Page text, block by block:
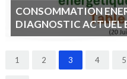
CONSOMMATION
DIAGNOSTIC ACTUEL
POURQUOI AGIR
1 2 3 4 5